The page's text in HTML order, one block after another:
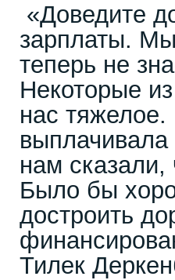
«Доведите
зарплаты.
теперь не
Некоторые
нас тяжелое.
нам
Было бы
достроить
Тилек